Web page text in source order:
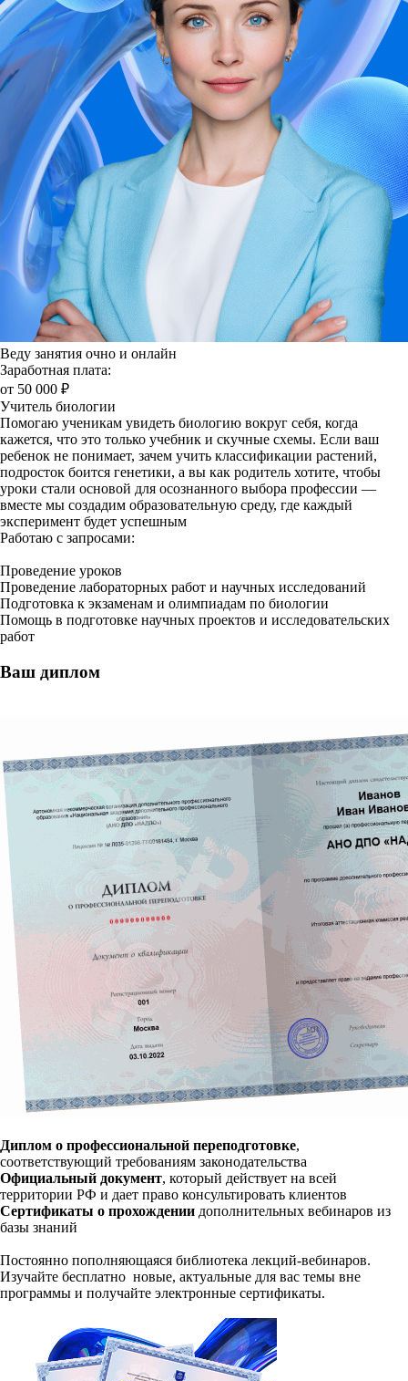
Веду занятия очно и онлайн
Заработная плата:
от 50 000 ₽
Учитель биологии
Помогаю ученикам увидеть биологию вокруг себя, когда
кажется, что это только учебник и скучные схемы. Если ваш
ребенок не понимает, зачем учить классификации растений,
подросток боится генетики, а вы как родитель хотите, чтобы
уроки стали основой для осознанного выбора профессии —
вместе мы создадим образовательную среду, где каждый
эксперимент будет успешным
Работаю с запросами:
Проведение уроков
Проведение лабораторных работ и научных исследований
Подготовка к экзаменам и олимпиадам по биологии
Помощь в подготовке научных проектов и исследовательских
работ
Ваш диплом
Диплом о профессиональной переподготовке,
соответствующий требованиям законодательства
Официальный документ, который действует на всей
территории РФ и дает право консультировать клиентов
Сертификаты о прохождении дополнительных вебинаров из
базы знаний
Постоянно пополняющаяся библиотека лекций-вебинаров.
Изучайте бесплатно новые, актуальные для вас темы вне
программы и получайте электронные сертификаты.